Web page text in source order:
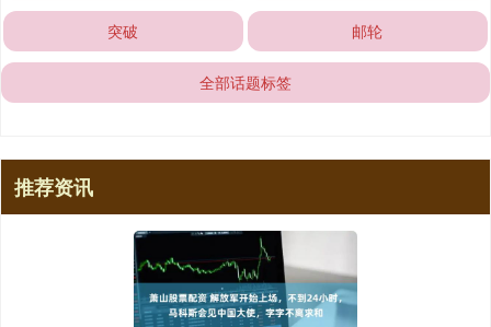
突破 邮轮
全部话题标签
推荐资讯